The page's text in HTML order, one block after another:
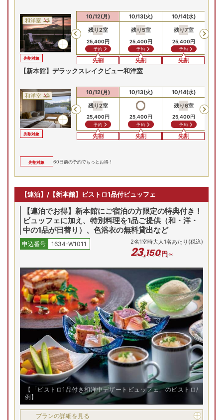
和洋室
先割対象
Previous
10/10(土) 10/11(日)
10/12(月)
残り2室
25,400円
予約
先割
10/13(火)
残り 5室
25,400円
予約
先割
10/14(水)
残り7室
25,400円
予約
先割
【新本館】デラックスレイクビュー和洋室
和洋室
先割対象
Previous
10/10(土) 10/11(日)
10/12(月)
残り2室
25,400円
予約
先割
10/13(火)
25,400円
予約
先割
10/14(水)
残り6室
25,400円
予約
先割
先割対象 60日前の予約でもっとお得！
【連泊】/【新本館】ビストロ1品付ビュッフェ
【連泊でお得】新本館にご宿泊の方限定の特典付き！
ビュッフェに加え、特別料理を1品ご提供（和・洋・
中の1品が日替り）、色浴衣の無料貸出など
申込番号 1634-W1011 2名1室時大人1名あたり(税込)
23,150円～
【「ビストロ1品付き和洋中デザートビュッフェ」のビストロ/
例】
プランの詳細を見る